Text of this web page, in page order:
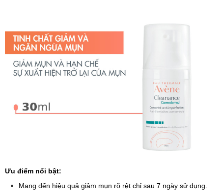
Ưu điểm nổi bật:
Mang đến hiệu quả giảm mụn rõ rệt chỉ sau 7 ngày sử dụng.